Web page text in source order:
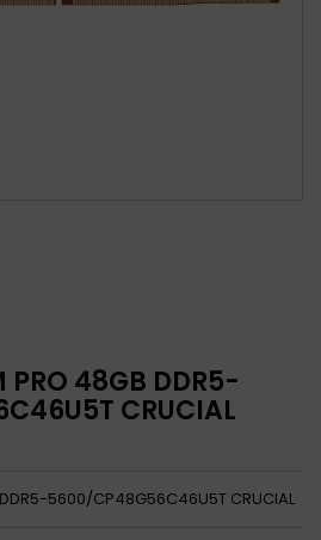
PRO 48GB DDR5-
CRUCIAL
DDR5-5600/CP48G56C46U5T CRUCIAL